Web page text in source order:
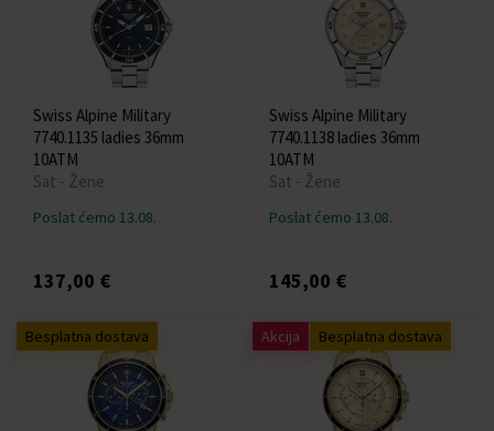
Swiss Alpine Military
7740.1135 ladies 36mm
10ATM
Sat - Žene
Poslat ćemo 13.08.
137,00 €
Swiss Alpine Military
7740.1138 ladies 36mm
10ATM
Sat - Žene
Poslat ćemo 13.08.
145,00 €
Besplatna dostava Akcija Besplatna dostava